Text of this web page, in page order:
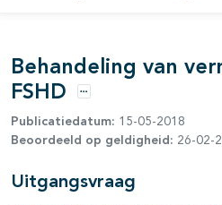
Behandeling van
FSHD
Opties
Publicatiedatum: 15-05-2018
Beoordeeld op geldigheid: 26-02-
Uitgangsvraag